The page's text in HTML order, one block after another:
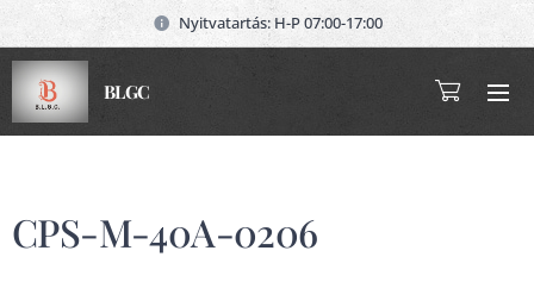
Nyitvatartás: H-P 07:00-17:00
BLGC
CPS-M-40A-0206